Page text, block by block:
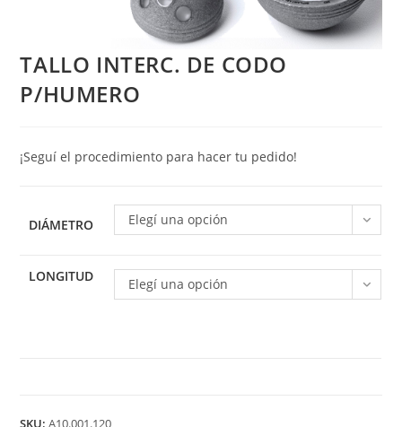
TALLO INTERC. DE CODO
P/HUMERO
¡Seguí el procedimiento para hacer tu pedido!
DIÁMETRO Elegí una opción
LONGITUD Elegí una opción
SKU:A10.001.120